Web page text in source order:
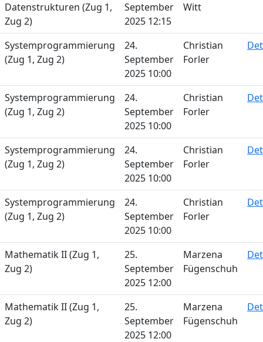
Datenstrukturen (Zug 1,
Zug 2)
September
2025 12:15
Witt
Systemprogrammierung
(Zug 1, Zug 2)
24.
September
2025 10:00
Christian
Forler
Systemprogrammierung
(Zug 1, Zug 2)
24.
September
2025 10:00
Christian
Forler
Systemprogrammierung
(Zug 1, Zug 2)
24.
September
2025 10:00
Christian
Forler
Systemprogrammierung
(Zug 1, Zug 2)
24.
September
2025 10:00
Christian
Forler
Mathematik II (Zug 1,
Zug 2)
25.
September
2025 12:00
Marzena
Fügenschuh
Mathematik II (Zug 1,
Zug 2)
25.
September
2025 12:00
Marzena
Fügenschuh